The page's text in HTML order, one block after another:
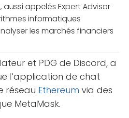
appelés Expert Advisor
informatiques
les marchés financiers
et PDG de Discord, a
l’application de chat
réseau Ethereum via des
MetaMask.